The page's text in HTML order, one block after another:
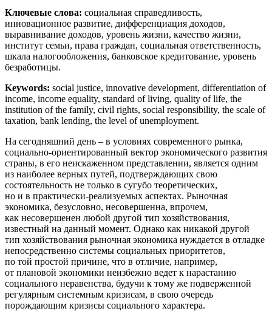
Ключевые слова: социальная справедливость,
инновационное развитие, дифференциация доходов,
выравнивание доходов, уровень жизни, качество жизни,
институт семьи, права граждан, социальная ответственность,
шкала налогообложения, банковское кредитование, уровень
безработицы.
Keywords: social justice, innovative development, differentiation of
income, income equality, standard of living, quality of life, the
institution of the family, civil rights, social responsibility, the scale of
taxation, bank lending, the level of unemployment.
На сегодняшний день – в условиях современного рынка,
социально-ориентированный вектор экономического развития
страны, в его неискаженном представлении, является одним
из наиболее верных путей, подтверждающих свою
состоятельность не только в сугубо теоретических,
но и в практически-реализуемых аспектах. Рыночная
экономика, безусловно, несовершенна, впрочем,
как несовершенен любой другой тип хозяйствования,
известный на данный момент. Однако как никакой другой
тип хозяйствования рыночная экономика нуждается в отладке
непосредственно системы социальных приоритетов,
по той простой причине, что в отличие, например,
от плановой экономики неизбежно ведет к нарастанию
социального неравенства, будучи к тому же подверженной
регулярным системным кризисам, в свою очередь
порождающим кризисы социального характера.